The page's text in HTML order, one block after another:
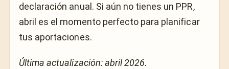
declaración anual. Si aún no tienes un PPR,
abril es el momento perfecto para planificar
tus aportaciones.
Última actualización: abril 2026.